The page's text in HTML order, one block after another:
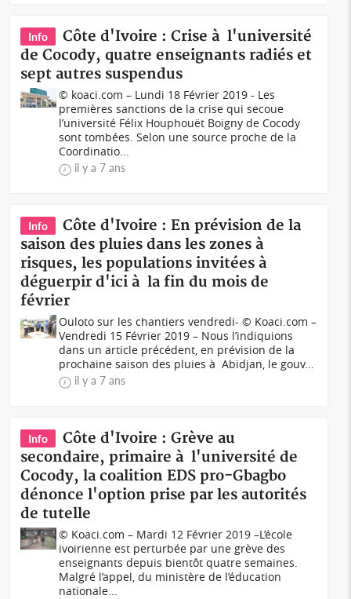
Info
Côte d'Ivoire : Crise à l'université
de Cocody, quatre enseignants radiés et
sept autres suspendus
© koaci.com – Lundi 18 Février 2019 - Les
premières sanctions de la crise qui secoue
l’université Félix Houphouët Boigny de Cocody
sont tombées. Selon une source proche de la
Coordinatio...
il y a 7 ans
Info
Côte d'Ivoire : En prévision de la
saison des pluies dans les zones à
risques, les populations invitées à
déguerpir d'ici à la fin du mois de
février
Ouloto sur les chantiers vendredi- © Koaci.com –
Vendredi 15 Février 2019 – Nous l’indiquions
dans un article précédent, en prévision de la
prochaine saison des pluies à Abidjan, le gouv...
il y a 7 ans
Info
Côte d'Ivoire : Grève au
secondaire, primaire à l'université de
Cocody, la coalition EDS pro-Gbagbo
dénonce l'option prise par les autorités
de tutelle
© Koaci.com – Mardi 12 Février 2019 –L’école
ivoirienne est perturbée par une grève des
enseignants depuis bientôt quatre semaines.
Malgré l’appel, du ministère de l’éducation
nationale...